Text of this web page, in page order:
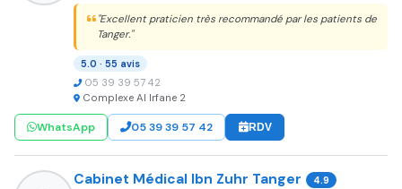
"Excellent praticien très recommandé par les patients de
Tanger."
5.0 · 55 avis
05 39 39 57 42
Complexe Al Irfane 2
WhatsApp 05 39 39 57 42 RDV
Cabinet Médical Ibn Zuhr Tanger 4.9